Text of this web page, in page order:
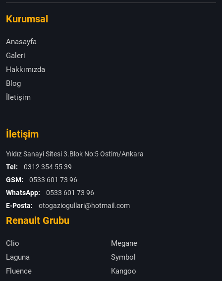
Kurumsal
Anasayfa
Galeri
Hakkımızda
Blog
İletişim
İletişim
Yıldız Sanayi Sitesi 3.Blok No:5 Ostim/Ankara
Tel:
0312 354 55 39
GSM:
0533 601 73 96
WhatsApp:
0533 601 73 96
E-Posta:
otogaziogullari@hotmail.com
Renault Grubu
Clio
Megane
Laguna
Symbol
Fluence
Kangoo